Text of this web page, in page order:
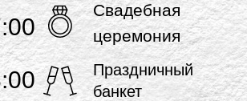
Свадебная
церемония
Праздничный
банкет